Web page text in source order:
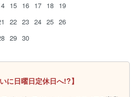
15 16 17 18 19
22 23 24 25 26
29 30
に日曜日定休日へ!?】